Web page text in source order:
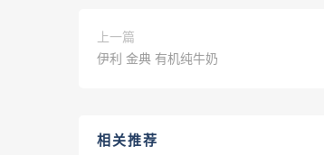
上一篇
伊利 金典 有机纯牛奶
相关推荐